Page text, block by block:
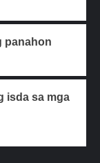
panahon
isda sa mga